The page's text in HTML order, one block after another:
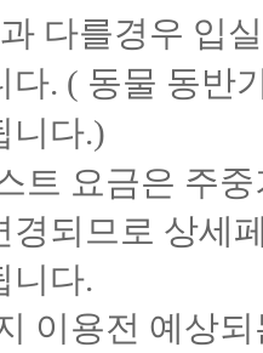
다를경우 입
다. ( 동물 동반
니다.)
트 요금은 주
경되므로 상세
니다.
이용전 예상